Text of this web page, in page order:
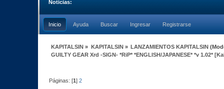
Noticias:
Inicio Ayuda Buscar Ingresar Registrarse
KAPITALSIN » KAPITALSIN» LANZAMIENTOS KAPITALSIN
GUILTY GEAR Xrd -SIGN- *RiP* *ENGLISH/JAPANESE* *v 1.02*
Páginas: [1]2